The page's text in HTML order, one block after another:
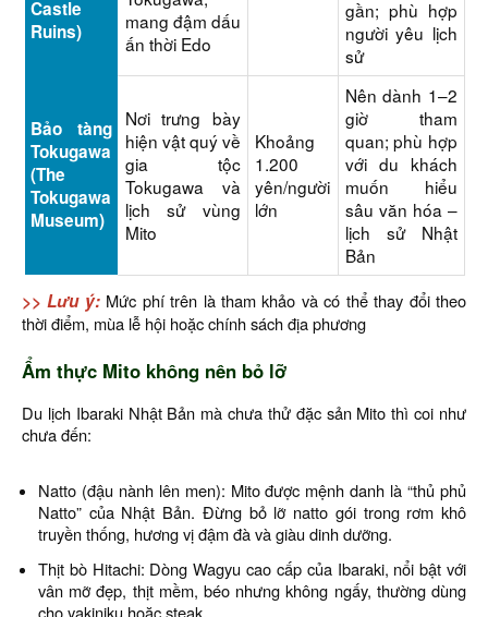
Castle
Ruins)
mang đậm dấu
ấn thời Edo
gần; phù hợp
người yêu lịch
sử
Bảo tàng
Tokugawa
(The
Tokugawa
Museum)
Nơi trưng bày
hiện vật quý về
gia tộc
Tokugawa và
lịch sử vùng
Mito
Khoảng
1.200
yên/người
lớn
Nên dành 1–2
giờ tham
quan; phù hợp
với du khách
muốn hiểu
sâu văn hóa –
lịch sử Nhật
Bản
>> Lưu ý: Mức phí trên là tham khảo và có thể thay đổi theo
thời điểm, mùa lễ hội hoặc chính sách địa phương
Ẩm thực Mito không nên bỏ lỡ
Du lịch Ibaraki Nhật Bản mà chưa thử đặc sản Mito thì coi như
chưa đến:
Natto (đậu nành lên men): Mito được mệnh danh là “thủ phủ
Natto” của Nhật Bản. Đừng bỏ lỡ natto gói trong rơm khô
truyền thống, hương vị đậm đà và giàu dinh dưỡng.
Thịt bò Hitachi: Dòng Wagyu cao cấp của Ibaraki, nổi bật với
vân mỡ đẹp, thịt mềm, béo nhưng không ngấy, thường dùng
cho yakiniku hoặc steak.